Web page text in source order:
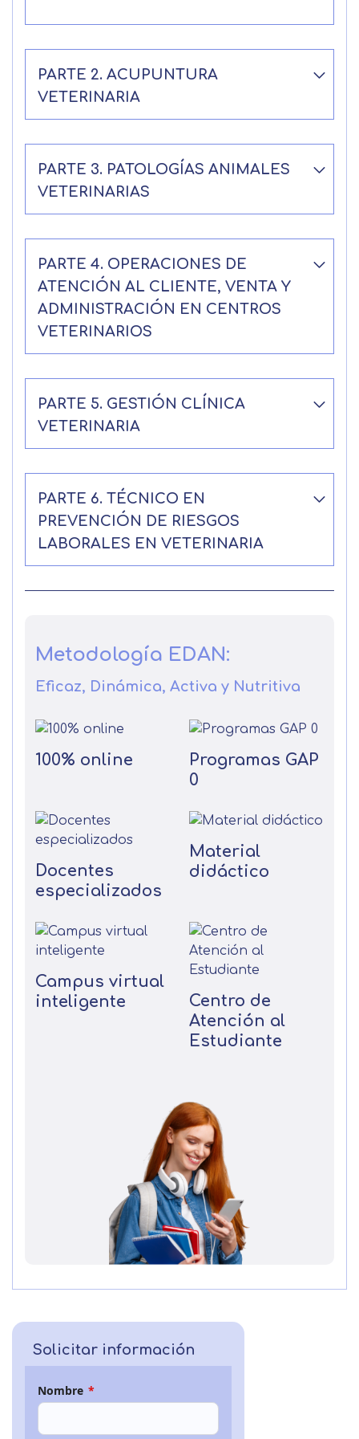
PARTE 2. ACUPUNTURA
VETERINARIA
PARTE 3. PATOLOGÍAS ANIMALES
VETERINARIAS
PARTE 4. OPERACIONES DE
ATENCIÓN AL CLIENTE, VENTA Y
ADMINISTRACIÓN EN CENTROS
VETERINARIOS
PARTE 5. GESTIÓN CLÍNICA
VETERINARIA
PARTE 6. TÉCNICO EN
PREVENCIÓN DE RIESGOS
LABORALES EN VETERINARIA
Metodología EDAN:
Eficaz, Dinámica, Activa y Nutritiva
100% online
Programas GAP
0
Docentes
especializados
Material
didáctico
Campus virtual
inteligente
Centro de
Atención al
Estudiante
Solicitar información
Nombre *